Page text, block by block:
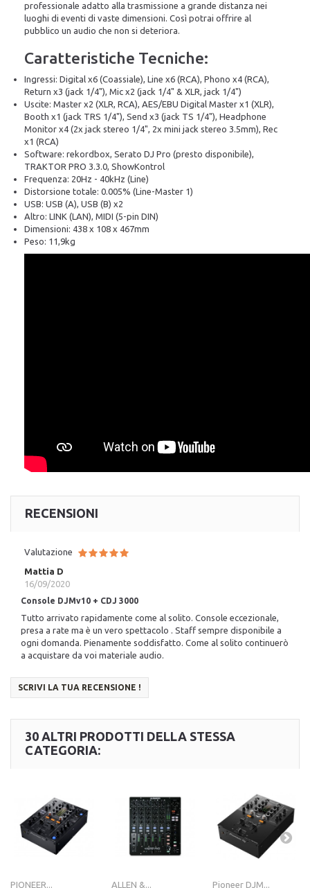
professionale adatto alla trasmissione a grande distanza nei
luoghi di eventi di vaste dimensioni. Così potrai offrire al
pubblico un audio che non si deteriora.
Caratteristiche Tecniche:
Ingressi: Digital x6 (Coassiale), Line x6 (RCA), Phono x4 (RCA),
Return x3 (jack 1/4"), Mic x2 (jack 1/4" & XLR, jack 1/4")
Uscite: Master x2 (XLR, RCA), AES/EBU Digital Master x1 (XLR),
Booth x1 (jack TRS 1/4"), Send x3 (jack TS 1/4"), Headphone
Monitor x4 (2x jack stereo 1/4", 2x mini jack stereo 3.5mm), Rec
x1 (RCA)
Software: rekordbox, Serato DJ Pro (presto disponibile),
TRAKTOR PRO 3.3.0, ShowKontrol
Frequenza: 20Hz - 40kHz (Line)
Distorsione totale: 0.005% (Line-Master 1)
USB: USB (A), USB (B) x2
Altro: LINK (LAN), MIDI (5-pin DIN)
Dimensioni: 438 x 108 x 467mm
Peso: 11,9kg
RECENSIONI
Valutazione
Mattia D
16/09/2020
Console DJMv10 + CDJ 3000
Tutto arrivato rapidamente come al solito. Console eccezionale,
presa a rate ma è un vero spettacolo . Staff sempre disponibile a
ogni domanda. Pienamente soddisfatto. Come al solito continuerò
a acquistare da voi materiale audio.
SCRIVI LA TUA RECENSIONE !
30 ALTRI PRODOTTI DELLA STESSA
CATEGORIA:
PIONEER... ALLEN &... Pioneer DJM...